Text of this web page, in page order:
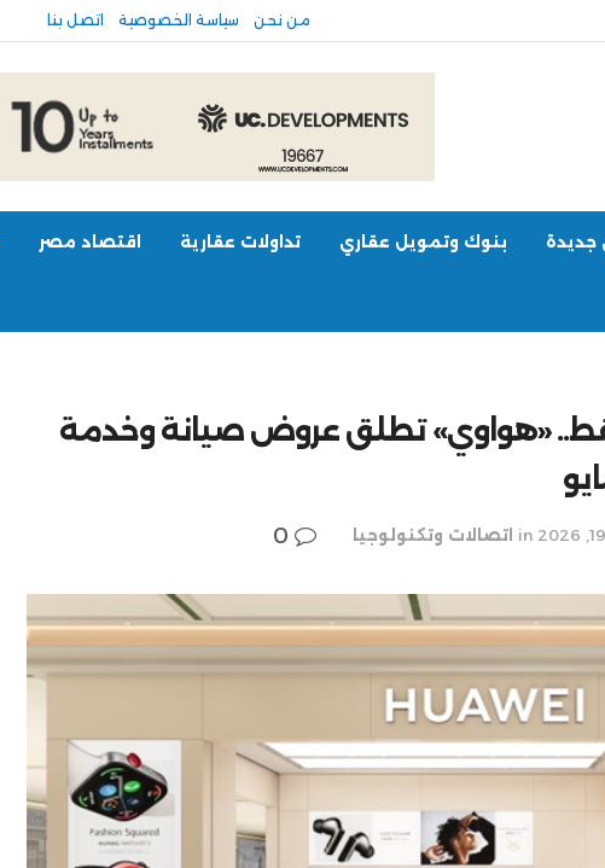
من نحن سياسة الخصوصية اتصل بنا
جديدة بنوك وتمويل عقاري تداولات عقارية اقتصاد مصر
البطارية بـ350 فقط.. «هواوي» تطلق عروض صيانة وخدمة
in اتصالات وتكنولوجيا